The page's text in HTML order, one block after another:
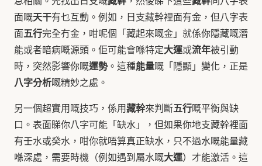
面嘅天干有乜互動。例如，日支藏幹裡面有金，但八字表
面五行完全冇金，咁呢個「藏起來嘅金」就係你隱藏嘅潛
能或者暗病嘅源頭。佢可能會喺特定大運或流年被引動
時，突然影響你嘅運勢。這種能量嘅「隱顯」變化，正是
八字分析嘅精妙之處。
另一個超實用嘅技巧，係用藏幹來判斷五行嘅平衡與缺
口。表面睇你八字可能「缺水」，但如果你地支藏幹裡面
有壬水或癸水，咁你就唔算真正缺水，只不過水嘅能量藏
喺深處，需要時機（例如遇到屬水嘅大運）才能激活。這